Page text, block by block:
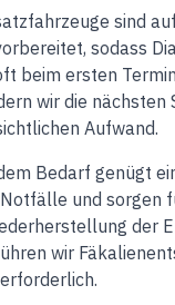
sind
sodass
beim ersten
wir die nächsten
Aufwand.
Bedarf genügt
und sorgen
der
wir